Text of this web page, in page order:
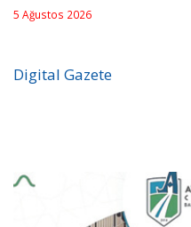
5 Ağustos 2026
Digital Gazete